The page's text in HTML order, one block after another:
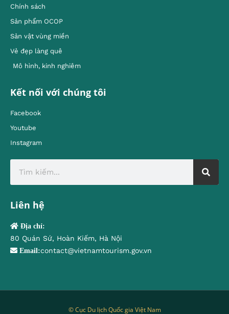
Chính sách
Sản phẩm OCOP
Sản vật vùng miền
Vẻ đẹp làng quê
Mô hình, kinh nghiêm
Kết nối với chúng tôi
Facebook
Youtube
Instagram
Liên hệ
Địa chỉ:
80 Quán Sứ, Hoàn Kiếm, Hà Nội
Email:contact@vietnamtourism.gov.vn
© Cục Du lịch Quốc gia Việt Nam